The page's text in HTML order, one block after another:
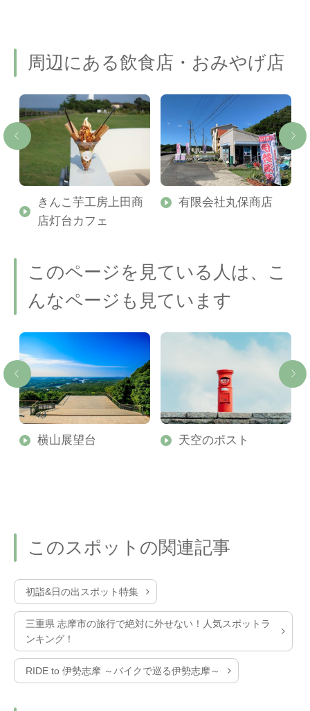
周辺にある飲食店・おみやげ店
きんこ芋工房上田商
店灯台カフェ
有限会社丸保商店
このページを見ている人は、こ
んなページも見ています
横山展望台 天空のポスト
このスポットの関連記事
初詣&日の出スポット特集
三重県 志摩市の旅行で絶対に外せない！人気スポットラ
ンキング！
RIDE to 伊勢志摩 ～バイクで巡る伊勢志摩～